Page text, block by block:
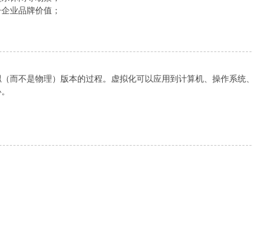
业品牌价值；
而不是物理）版本的过程。虚拟化可以应用到计算机、操作系统